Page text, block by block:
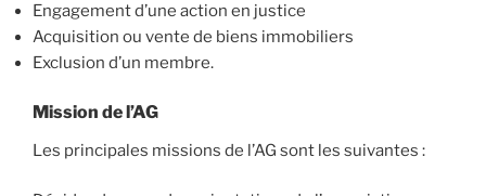
Engagement d’une action en justice
Acquisition ou vente de biens immobiliers
Exclusion d’un membre.
Mission de l’AG
Les principales missions de l’AG sont les suivantes :